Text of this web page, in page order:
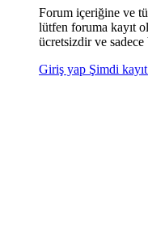
Forum içeriğine ve
lütfen foruma kayıt
ücretsizdir ve sadece
Giriş yap Şimdi